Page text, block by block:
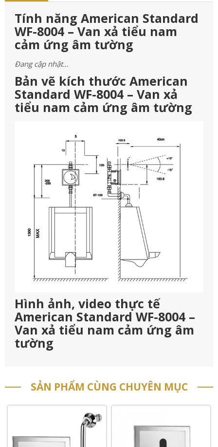
Tính năng American Standard
WF-8004 – Van xả tiểu nam
cảm ứng âm tường
Đang cập nhật…
Bản vẽ kích thước American
Standard WF-8004 – Van xả
tiểu nam cảm ứng âm tường
Hình ảnh, video thực tế
American Standard WF-8004 –
Van xả tiểu nam cảm ứng âm
tường
SẢN PHẨM CÙNG CHUYÊN MỤC